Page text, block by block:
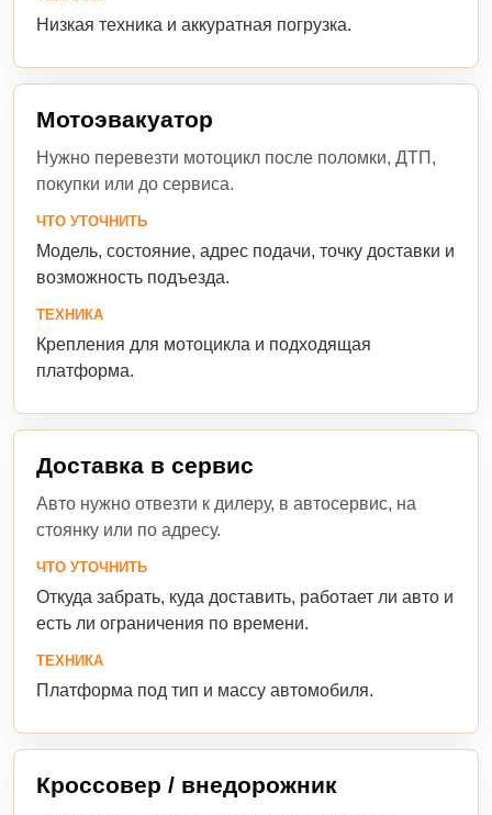
Низкая техника и аккуратная погрузка.
Мотоэвакуатор
Нужно перевезти мотоцикл после поломки, ДТП,
покупки или до сервиса.
ЧТО УТОЧНИТЬ
Модель, состояние, адрес подачи, точку доставки и
возможность подъезда.
ТЕХНИКА
Крепления для мотоцикла и подходящая
платформа.
Доставка в сервис
Авто нужно отвезти к дилеру, в автосервис, на
стоянку или по адресу.
ЧТО УТОЧНИТЬ
Откуда забрать, куда доставить, работает ли авто и
есть ли ограничения по времени.
ТЕХНИКА
Платформа под тип и массу автомобиля.
Кроссовер / внедорожник